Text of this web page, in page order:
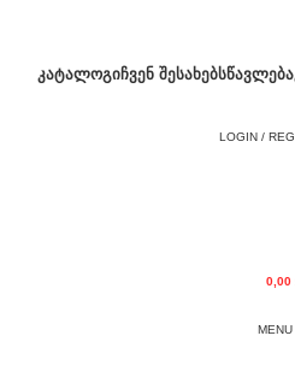
ᲙᲐᲢᲐᲚᲝᲒᲘᲩᲕᲔᲜ ᲨᲔᲡᲐᲮᲔᲑᲡᲬᲐᲕᲚᲔᲑᲐ
LOGIN /
0,00
MENU